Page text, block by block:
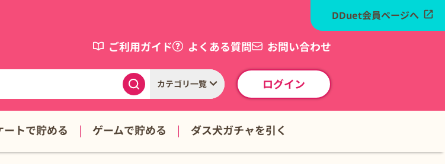
ご利用ガイド よくある質問 お問い合わせ
カテゴリ一覧 ログイン
DDuet会員ページへ
ートで貯める ゲームで貯める ダス犬ガチャを引く